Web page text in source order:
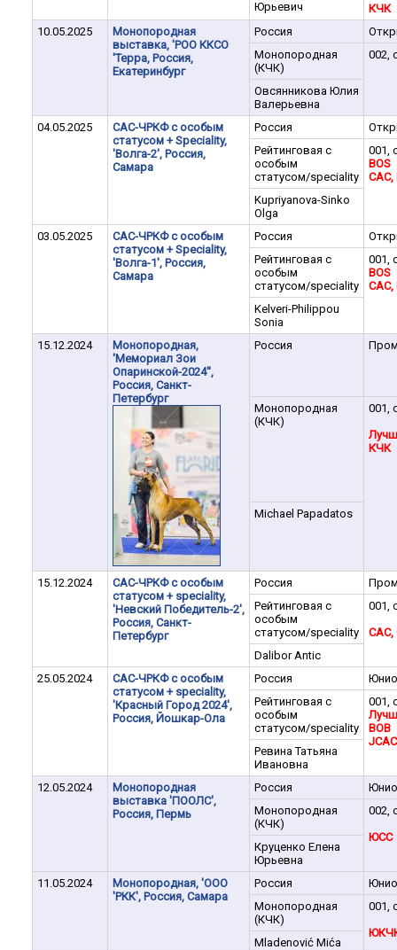
КЧК
Юрьевич
10.05.2025
Монопородная
выставка, 'РОО ККСО
'Терра, Россия,
Екатеринбург
Россия
Монопородная
(КЧК)
002,
Овсянникова Юлия
Валерьевна
04.05.2025
САС-ЧРКФ с особым
статусом + Speciality,
'Волга-2', Россия,
Самара
Россия
Рейтинговая с
особым
статусом/speciality
001,
BOS
Kupriyanova-Sinko
Olga
03.05.2025
САС-ЧРКФ с особым
статусом + Speciality,
'Волга-1', Россия,
Самара
Россия
Рейтинговая с
особым
статусом/speciality
001,
BOS
Kelveri-Philippou
Sonia
15.12.2024
Монопородная,
'Мемориал Зои
Опаринской-2024'',
Россия, Санкт-
Петербург
Россия
Монопородная
(КЧК)
001,
КЧК
Michael Papadatos
15.12.2024
САС-ЧРКФ с особым
статусом + speciality,
'Невский Победитель-2',
Россия, Санкт-
Петербург
Россия
Рейтинговая с
особым
статусом/speciality
001,
CAC,
Dalibor Antic
25.05.2024
САС-ЧРКФ с особым
статусом + speciality,
'Красный Город 2024',
Россия, Йошкар-Ола
Россия
Рейтинговая с
особым
статусом/speciality
001,
BOB
Ревина Татьяна
Ивановна
12.05.2024
Монопородная
выставка 'ПООЛС',
Россия, Пермь
Россия
Монопородная
(КЧК)
002,
ЮCC
Круценко Елена
Юрьевна
11.05.2024
Монопородная, 'ООО
'РКК', Россия, Самара
Россия
Монопородная
(КЧК)
001,
Mladenović Mića